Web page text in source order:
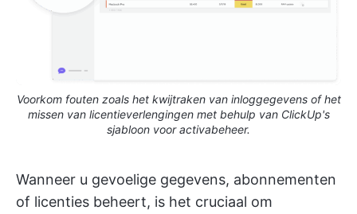
Voorkom fouten zoals het kwijtraken van inloggegevens of het
missen van licentieverlengingen met behulp van ClickUp's
sjabloon voor activabeheer.
Wanneer u gevoelige gegevens, abonnementen
of licenties beheert, is het cruciaal om